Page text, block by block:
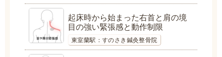
起床時から始まった右首と肩の境
目の強い緊張感と動作制限
東室蘭駅：すのさき鍼灸整骨院